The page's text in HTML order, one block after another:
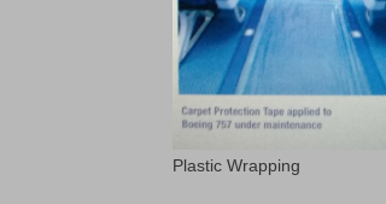
Plastic Wrapping